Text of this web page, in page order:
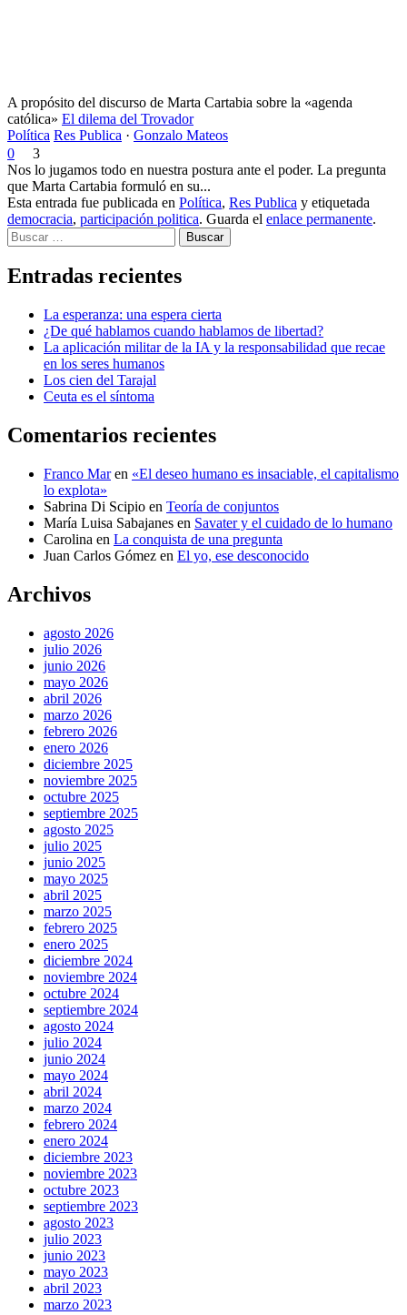
A propósito del discurso de Marta Cartabia sobre la «agenda
católica» El dilema del Trovador
Política Res Publica · Gonzalo Mateos
0
3
Nos lo jugamos todo en nuestra postura ante el poder. La pregunta
que Marta Cartabia formuló en su...
Esta entrada fue publicada en Política, Res Publica y etiquetada
democracia, participación politica. Guarda el enlace permanente.
Buscar
Entradas recientes
La esperanza: una espera cierta
¿De qué hablamos cuando hablamos de libertad?
La aplicación militar de la IA y la responsabilidad que recae
en los seres humanos
Los cien del Tarajal
Ceuta es el síntoma
Comentarios recientes
Franco Maren «El deseo humano es insaciable, el capitalismo
lo explota»
Sabrina Di Scipio en Teoría de conjuntos
María Luisa Sabajanes en Savater y el cuidado de lo humano
Carolina en La conquista de una pregunta
Juan Carlos Gómez en El yo, ese desconocido
Archivos
agosto 2026
julio 2026
junio 2026
mayo 2026
abril 2026
marzo 2026
febrero 2026
enero 2026
diciembre 2025
noviembre 2025
octubre 2025
septiembre 2025
agosto 2025
julio 2025
junio 2025
mayo 2025
abril 2025
marzo 2025
febrero 2025
enero 2025
diciembre 2024
noviembre 2024
octubre 2024
septiembre 2024
agosto 2024
julio 2024
junio 2024
mayo 2024
abril 2024
marzo 2024
febrero 2024
enero 2024
diciembre 2023
noviembre 2023
octubre 2023
septiembre 2023
agosto 2023
julio 2023
junio 2023
mayo 2023
abril 2023
marzo 2023